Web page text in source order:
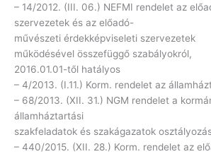
– 14/2012. (III. 06.) NEFMI rendelet az
szervezetek és az előadó-
művészeti érdekképviseleti szervezetek
működésével összefüggő szabályokról,
2016.01.01-től hatályos
– 4/2013. (I.11.) Korm. rendelet az
– 68/2013. (XII. 31.) NGM rendelet a
államháztartási
szakfeladatok és szakágazatok
– 440/2015. (XII. 28.) Korm. rendelet az